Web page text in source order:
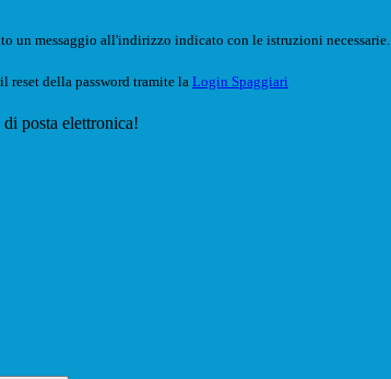
un messaggio all'indirizzo indicato con le istruzioni necessarie.
reset della password tramite la Login Spaggiari
posta elettronica!